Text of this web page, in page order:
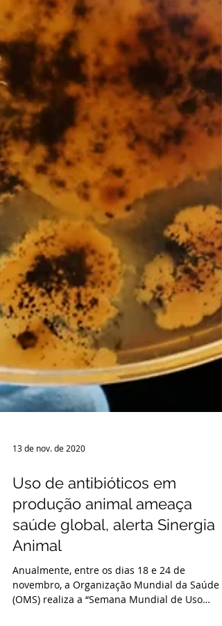
13 de nov. de 2020
Uso de antibióticos em
produção animal ameaça
saúde global, alerta Sinergia
Animal
Anualmente, entre os dias 18 e 24 de